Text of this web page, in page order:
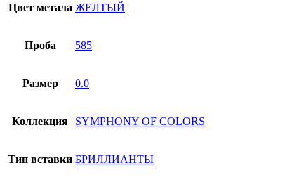
Цвет метала ЖЕЛТЫЙ
Проба 585
Размер 0.0
Коллекция SYMPHONY OF COLORS
Тип вставки БРИЛЛИАНТЫ